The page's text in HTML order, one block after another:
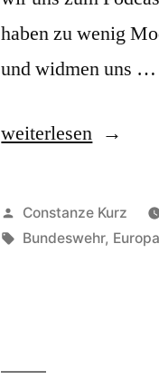
haben zu wenig
und widmen uns …
„Gedankenaustausch
Hoffnungsträgern:
Der
weiterlesen
Veröffentlicht
von
Constanze Kurz
Schlagwörter:
Bundeswehr, Europa